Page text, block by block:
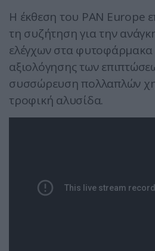
Η έκθεση του PAN Europe
τη συζήτηση για την
ελέγχων στα φυτοφάρμακα
αξιολόγησης των
συσσώρευση πολλαπλών
τροφική αλυσίδα.